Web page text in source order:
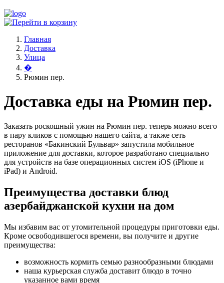
Главная
Доставка
Улица
�
Рюмин пер.
Доставка еды на Рюмин пер.
Заказать роскошный ужин на Рюмин пер. теперь можно всего
в пару кликов с помощью нашего сайта, а также сеть
ресторанов «Бакинский Бульвар» запустила мобильное
приложение для доставки, которое разработано специально
для устройств на базе операционных систем iOS (iPhone и
iPad) и Android.
Преимущества доставки блюд
азербайджанской кухни на дом
Мы избавим вас от утомительной процедуры приготовки еды.
Кроме освободившегося времени, вы получите и другие
преимущества:
возможность кормить семью разнообразными блюдами
наша курьерская служба доставит блюдо в точно
указанное вами время